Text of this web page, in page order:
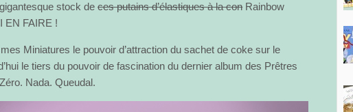
stock deces putains d’élastiques à la conRainbow
EN FAIRE !
Miniatures le pouvoir d’attraction du sachet de coke sur le
le tiers du pouvoir de fascination du dernier album des Prêtres
Nada. Queudal.